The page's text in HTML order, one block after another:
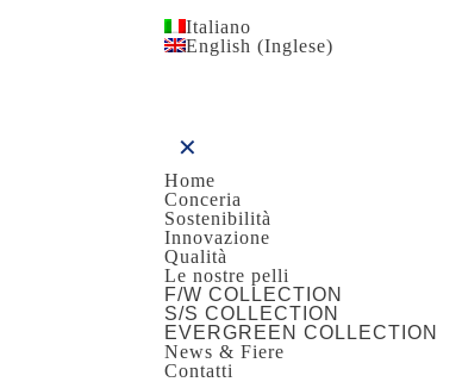
Italiano
English (Inglese)
✕
Home
Conceria
Sostenibilità
Innovazione
Qualità
Le nostre pelli
F/W COLLECTION
S/S COLLECTION
EVERGREEN COLLECTION
News & Fiere
Contatti